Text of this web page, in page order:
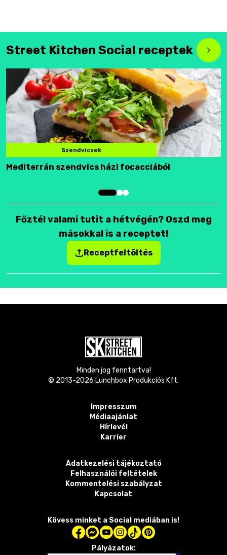
Street Kitchen Social receptek
Szendvicsek
Mediterrán szendvics házi focacciából
Főztél valami tutit a hétvégén? Oszd meg
másokkal is a receptet!
Receptfeltöltés
Minden jog fenntartva!
© 2013-2026 Lunchbox Produkciós Kft.
Impresszum
Médiaajánlat
Hírlevél
Karrier
Adatkezelési tájékoztató
Felhasználói feltételek
Kommentelési szabályzat
Kapcsolat
Kövess minket a Social mediában is!
Pályázatok: